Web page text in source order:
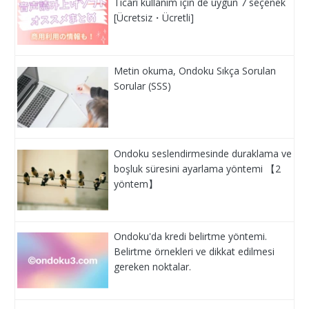
Ticari kullanım için de uygun 7 seçenek
[Ücretsiz・Ücretli]
Metin okuma, Ondoku Sıkça Sorulan
Sorular (SSS)
Ondoku seslendirmesinde duraklama ve
boşluk süresini ayarlama yöntemi 【2
yöntem】
Ondoku'da kredi belirtme yöntemi.
Belirtme örnekleri ve dikkat edilmesi
gereken noktalar.